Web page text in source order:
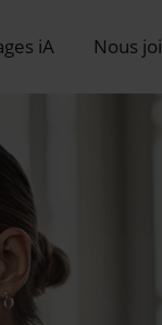
iA Nous